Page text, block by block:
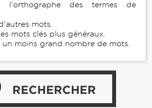
l’orthographe des termes de
mots.
mots clés plus généraux.
un moins grand nombre de mots.